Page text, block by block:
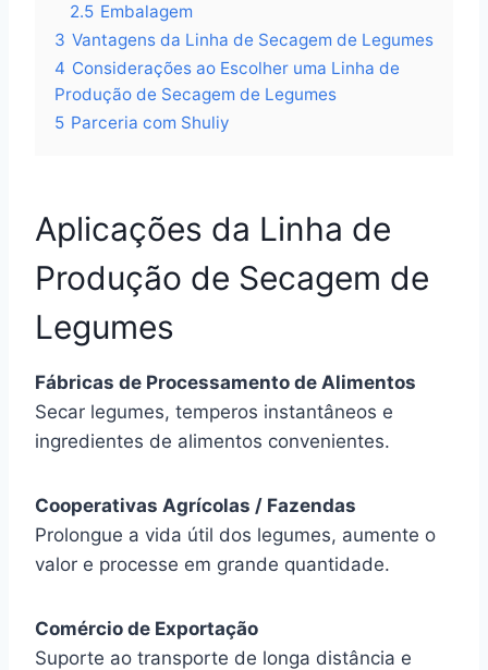
2.5 Embalagem
3 Vantagens da Linha de Secagem de Legumes
4 Considerações ao Escolher uma Linha de
Produção de Secagem de Legumes
5 Parceria com Shuliy
Aplicações da Linha de
Produção de Secagem de
Legumes
Fábricas de Processamento de Alimentos
Secar legumes, temperos instantâneos e
ingredientes de alimentos convenientes.
Cooperativas Agrícolas / Fazendas
Prolongue a vida útil dos legumes, aumente o
valor e processe em grande quantidade.
Comércio de Exportação
Suporte ao transporte de longa distância e